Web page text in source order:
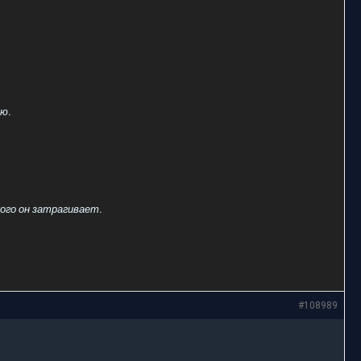
он затрагивает.
#108989